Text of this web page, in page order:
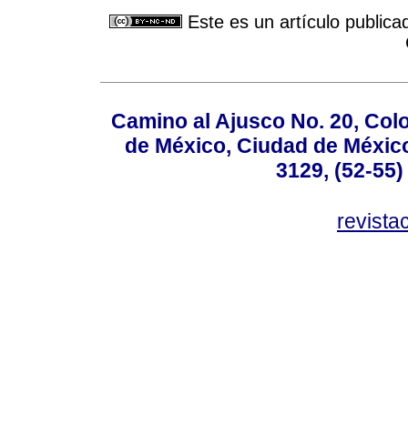
Este es un artículo
Camino al Ajusco No. 20,
de México, Ciudad de
3129, (52-